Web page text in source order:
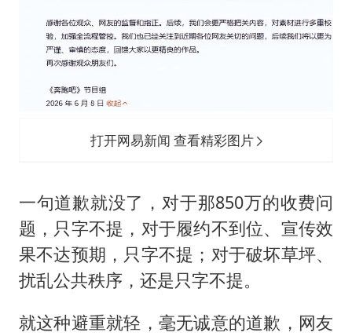
打开网易新闻 查看精彩图片
一句道歉就没了，对于那850万的收费问
题，只字不提，对于履约不到位、宣传效
果不达预期，只字不提；对于破坏草坪、
扰乱公共秩序，还是只字不提。
就这种避重就轻，毫无诚意的道歉，网友